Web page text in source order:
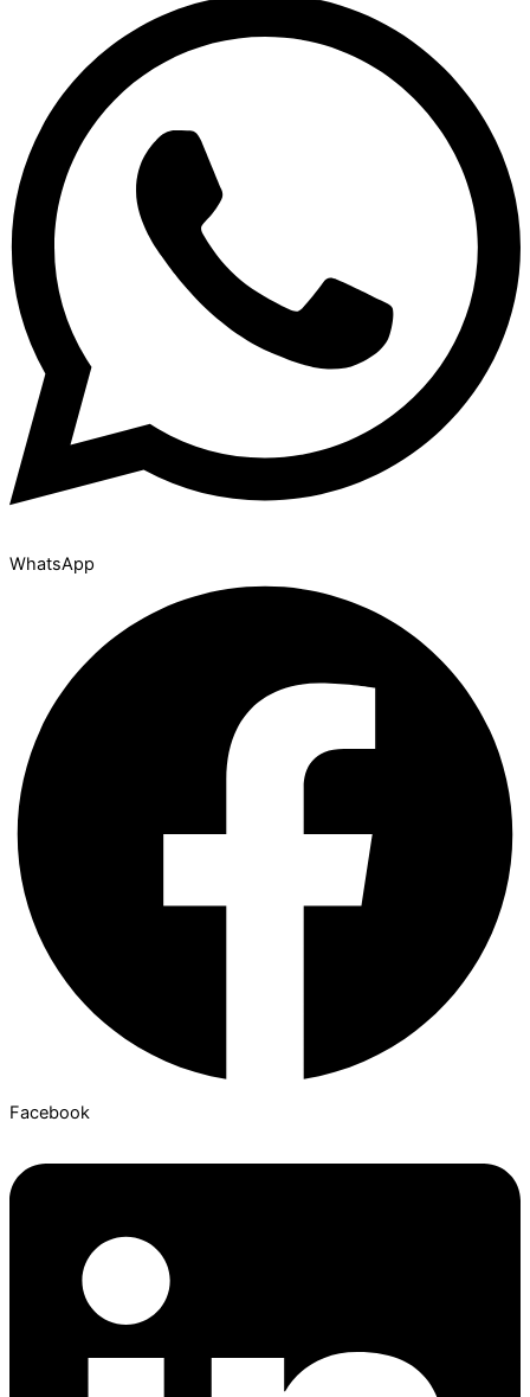
WhatsApp
Facebook